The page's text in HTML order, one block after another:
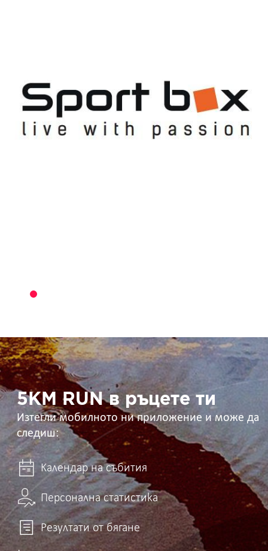
5KM
RUN
в
ръцете
ти 5KM RUN в ръцете ти
Изтегли мобилното ни приложение и може да
следиш:
Календар на събития
Персонална статистика
Резултати от бягане